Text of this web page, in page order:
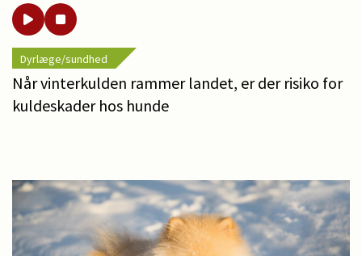
Dyrlæge/sundhed
Når vinterkulden rammer landet, er der risiko for
kuldeskader hos hunde